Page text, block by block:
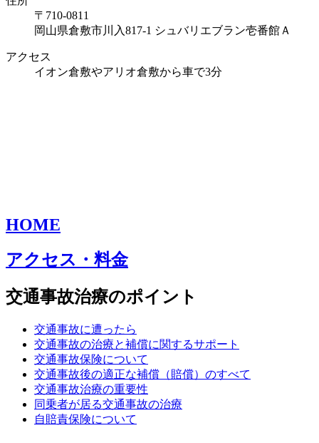
〒710-0811
岡山県倉敷市川入817-1 シュバリエブラン壱番館Ａ
アクセス
イオン倉敷やアリオ倉敷から車で3分
HOME
アクセス・料金
交通事故治療のポイント
交通事故に遭ったら
交通事故の治療と補償に関するサポート
交通事故保険について
交通事故後の適正な補償（賠償）のすべて
交通事故治療の重要性
同乗者が居る交通事故の治療
自賠責保険について